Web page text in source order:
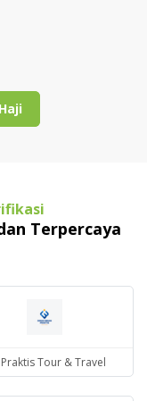
Terpercaya
Tour & Travel